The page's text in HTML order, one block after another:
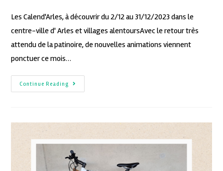
Les Calend'Arles, à découvrir du 2/12 au 31/12/2023 dans le
centre-ville d' Arles et villages alentoursAvec le retour très
attendu de la patinoire, de nouvelles animations viennent
ponctuer ce mois…
Continue Reading